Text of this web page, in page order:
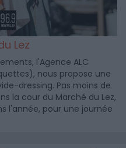
Lez
l'Agence ALC
nous propose une
dressing. Pas moins de
la cour du Marché du Lez,
l'année, pour une journée